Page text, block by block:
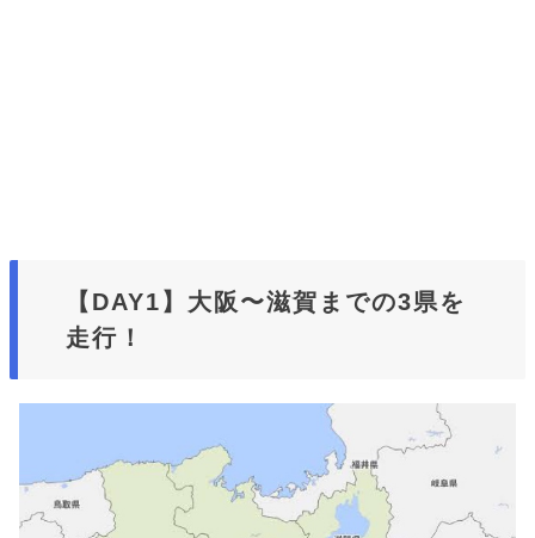
【DAY1】大阪〜滋賀までの3県を
走行！